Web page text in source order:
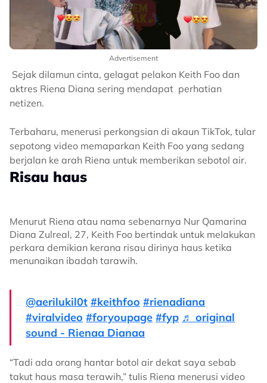
Advertisement
Sejak dilamun cinta, gelagat pelakon Keith Foo dan
aktres Riena Diana sering mendapat perhatian
netizen.
Terbaharu, menerusi perkongsian di akaun TikTok, tular
sepotong video memaparkan Keith Foo yang sedang
berjalan ke arah Riena untuk memberikan sebotol air.
Risau haus
Menurut Riena atau nama sebenarnya Nur Qamarina
Diana Zulreal, 27, Keith Foo bertindak untuk melakukan
perkara demikian kerana risau dirinya haus ketika
menunaikan ibadah tarawih.
@aerilukil0t #keithfoo #rienadiana
#viralvideo #foryoupage #fyp ♬ original
sound - Rienaa Dianaa
“Tadi ada orang hantar botol air dekat saya sebab
takut haus masa terawih,” tulis Riena menerusi video